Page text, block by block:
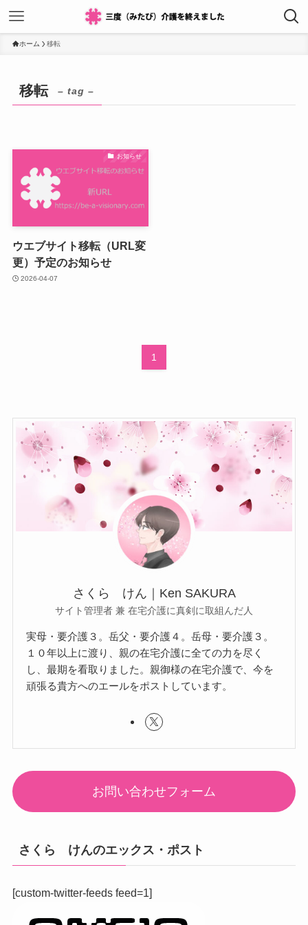
ホーム 移転
移転 – tag –
お知らせ
ウエブサイト移転（URL変
更）予定のお知らせ
2026-04-07
1
さくら けん｜Ken SAKURA
サイト管理者 兼 在宅介護に真剣に取組んだ人
実母・要介護３。岳父・要介護４。岳母・要介護３。
１０年以上に渡り、親の在宅介護に全ての力を尽く
し、最期を看取りました。親御様の在宅介護で、今を
頑張る貴方へのエールをポストしています。
お問い合わせフォーム
さくら けんのエックス・ポスト
[custom-twitter-feeds feed=1]